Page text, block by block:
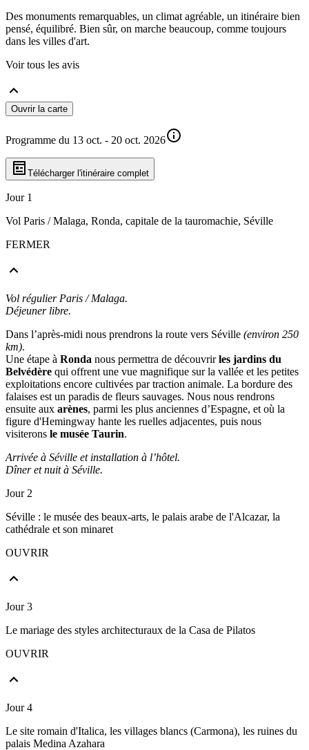
Des monuments remarquables, un climat agréable, un itinéraire bien
pensé, équilibré. Bien sûr, on marche beaucoup, comme toujours
dans les villes d'art.
Voir tous les avis
Ouvrir la carte
Programme du 13 oct. - 20 oct. 2026
Télécharger l'itinéraire complet
Jour 1
Vol Paris / Malaga, Ronda, capitale de la tauromachie, Séville
FERMER
Vol régulier Paris / Malaga.
Déjeuner libre.
Dans l’après-midi nous prendrons la route vers Séville (environ 250
km).
Une étape à Ronda nous permettra de découvrirles jardins du
Belvédère qui offrent une vue magnifique sur la vallée et les petites
exploitations encore cultivées par traction animale. La bordure des
falaises est un paradis de fleurs sauvages. Nous nous rendrons
ensuite aux arènes, parmi les plus anciennes d’Espagne, et où la
figure d'Hemingway hante les ruelles adjacentes, puis nous
visiterons le musée Taurin.
Arrivée à Séville et installation à l’hôtel.
Dîner et nuit à Séville.
Jour 2
Séville : le musée des beaux-arts, le palais arabe de l'Alcazar, la
cathédrale et son minaret
OUVRIR
Jour 3
Le mariage des styles architecturaux de la Casa de Pilatos
OUVRIR
Jour 4
Le site romain d'Italica, les villages blancs (Carmona), les ruines du
palais Medina Azahara